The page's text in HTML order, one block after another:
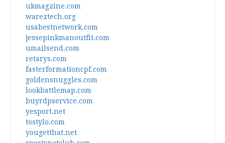
ukmagzine.com
wareztech.org
usabestnetwork.com
jessepinkmanoutfit.com
umailsend.com
retarys.com
fasterformationcpf.com
goldensnuggles.com
lookbattlemap.com
buyrdpservice.com
yesport.net
tostylo.com
yougetthat.net